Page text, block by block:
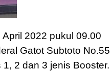
2022 pukul 09.00
Gatot Subtoto No.55
2 dan 3 jenis Booster.